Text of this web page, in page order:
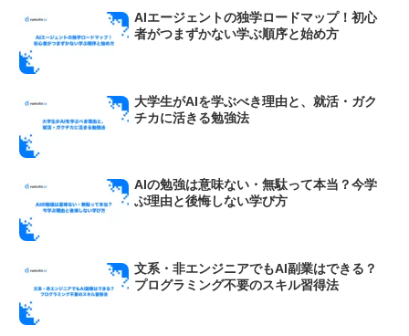
AIエージェントの独学ロードマップ！初心
者がつまずかない学ぶ順序と始め方
大学生がAIを学ぶべき理由と、就活・ガク
チカに活きる勉強法
AIの勉強は意味ない・無駄って本当？今学
ぶ理由と後悔しない学び方
文系・非エンジニアでもAI副業はできる？
プログラミング不要のスキル習得法